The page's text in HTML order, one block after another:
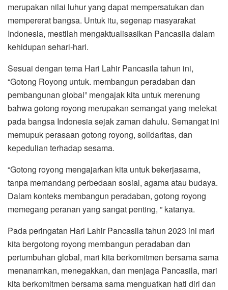
merupakan nilai luhur yang dapat mempersatukan dan
mempererat bangsa. Untuk itu, segenap masyarakat
Indonesia, mestilah mengaktualisasikan Pancasila dalam
kehidupan sehari-hari.
Sesuai dengan tema Hari Lahir Pancasila tahun ini,
“Gotong Royong untuk. membangun peradaban dan
pembangunan global” mengajak kita untuk merenung
bahwa gotong royong merupakan semangat yang melekat
pada bangsa Indonesia sejak zaman dahulu. Semangat ini
memupuk perasaan gotong royong, solidaritas, dan
kepedulian terhadap sesama.
“Gotong royong mengajarkan kita untuk bekerjasama,
tanpa memandang perbedaan sosial, agama atau budaya.
Dalam konteks membangun peradaban, gotong royong
memegang peranan yang sangat penting, ” katanya.
Pada peringatan Hari Lahir Pancasila tahun 2023 ini mari
kita bergotong royong membangun peradaban dan
pertumbuhan global, mari kita berkomitmen bersama sama
menanamkan, menegakkan, dan menjaga Pancasila, mari
kita berkomitmen bersama sama menguatkan hati diri dan